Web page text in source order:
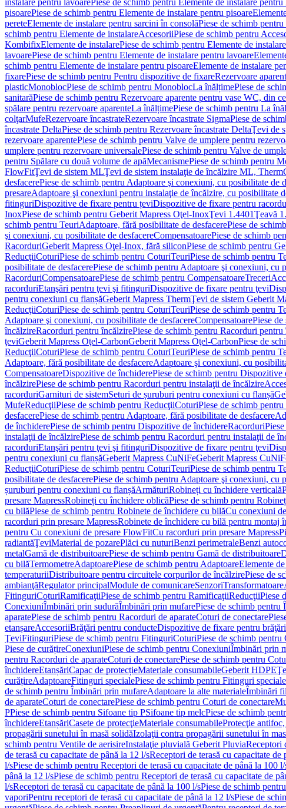
instalare pentru lavoarePiese de schimb pentru Elemente de instalare pentru
pisoarePiese de schimb pentru Elemente de instalare pentru pisoare
pereteElemente de instalare pentru sarcini în consolăPiese de schimb
schimb pentru Elemente de instalareAccesoriiPiese de schimb pentru
KombifixElemente de instalarePiese de schimb pentru Elemente de instalare
lavoarePiese de schimb pentru Elemente de instalare pentru lavoare
schimb pentru Elemente de instalare pentru pisoareElemente de instalare
fixarePiese de schimb pentru Pentru dispozitive de fixareRezervoare
plasticMonoblocPiese de schimb pentru MonoblocLa înălțimePiese de
sanitarăPiese de schimb pentru Rezervoare aparente pentru vase WC, din
spălare pentru rezervoare aparenteLa înălțimePiese de schimb pentru La
colţarMufeRezervoare încastrateRezervoare încastrate SigmaPiese de
încastrate DeltaPiese de schimb pentru Rezervoare încastrate DeltaŢevi de
rezervoare aparentePiese de schimb pentru Valve de umplere pentru
umplere pentru rezervoare universalePiese de schimb pentru Valve de
pentru Spălare cu două volume de apăMecanismePiese de schimb pentru
FlowFitŢevi de sistem MLŢevi de sistem instalaţie de încălzire ML, Therm
desfacerePiese de schimb pentru Adaptoare şi conexiuni, cu posibilitate de
presareAdaptoare şi conexiuni pentru instalaţie de încălzire, cu posibilitate
fitinguriDispozitive de fixare pentru țeviDispozitive de fixare pentru
InoxPiese de schimb pentru Geberit Mapress Oţel-InoxŢevi 1.4401Ţeavă
schimb pentru TeuriAdaptoare, fără posibilitate de desfacerePiese de
şi conexiuni, cu posibilitate de desfacereCompensatoarePiese de schimb
RacorduriGeberit Mapress Oţel-Inox, fără siliconPiese de schimb pentru
ReducţiiCoturiPiese de schimb pentru CoturiTeuriPiese de schimb pentru
posibilitate de desfacerePiese de schimb pentru Adaptoare şi conexiuni, cu
RacorduriCompensatoarePiese de schimb pentru CompensatoareTreceri
racorduriEtanşări pentru ţevi şi fitinguriDispozitive de fixare pentru ţevi
pentru conexiuni cu flanșăGeberit Mapress ThermŢevi de sistem Geberit
ReducţiiCoturiPiese de schimb pentru CoturiTeuriPiese de schimb pentru
Adaptoare şi conexiuni, cu posibilitate de desfacereCompensatoarePiese
încălzireRacorduri pentru încălzirePiese de schimb pentru Racorduri pentru
ţeviGeberit Mapress Oţel-CarbonGeberit Mapress Oţel-CarbonPiese de
ReducţiiCoturiPiese de schimb pentru CoturiTeuriPiese de schimb pentru
Adaptoare, fără posibilitate de desfacereAdaptoare şi conexiuni, cu
CompensatoareDispozitive de închiderePiese de schimb pentru Dispozitive
încălzirePiese de schimb pentru Racorduri pentru instalaţii de încălzire
racorduriGarnituri de sistemSeturi de șuruburi pentru conexiuni cu flanșă
MufeReducţiiPiese de schimb pentru ReducţiiCoturiPiese de schimb
desfacerePiese de schimb pentru Adaptoare, fără posibilitate de desfacere
de închiderePiese de schimb pentru Dispozitive de închidereRacorduri
instalaţii de încălzirePiese de schimb pentru Racorduri pentru instalaţii de
racorduriEtanşări pentru ţevi şi fitinguriDispozitive de fixare pentru ţevi
pentru conexiuni cu flanșăGeberit Mapress CuNiFeGeberit Mapress
ReducţiiCoturiPiese de schimb pentru CoturiTeuriPiese de schimb pentru
posibilitate de desfacerePiese de schimb pentru Adaptoare şi conexiuni, cu
șuruburi pentru conexiuni cu flanșăArmăturiRobineți cu închidere verticală
presare MapressRobineți cu închidere oblicăPiese de schimb pentru
cu bilăPiese de schimb pentru Robinete de închidere cu bilăCu conexiuni
racorduri prin presare MapressRobinete de închidere cu bilă pentru montaj
pentru Cu conexiuni de presare FlowFitCu racorduri prin presare Mapress
radiantăŢeviMaterial de pozarePlăci cu nuturiBenzi perimetraleBenzi
metalGamă de distribuitoarePiese de schimb pentru Gamă de distribuitoare
cu bilăTermometreAdaptoarePiese de schimb pentru AdaptoareElemente
temperaturiiDistribuitoare pentru circuitele corpurilor de încălzirePiese de
ambianţăRegulator principalModule de comunicareSenzoriTransformatoare
FitinguriCoturiRamificaţiiPiese de schimb pentru RamificaţiiReducţiiPiese
ConexiuniÎmbinări prin sudurăÎmbinări prin mufarePiese de schimb
aparatePiese de schimb pentru Racorduri de aparateCoturi de conectare
etanșareAccesoriiBrăţări pentru conducteDispozitive de fixare pentru
ŢeviFitinguriPiese de schimb pentru FitinguriCoturiPiese de schimb pentru
Piese de curățireConexiuniPiese de schimb pentru ConexiuniÎmbinări prin
pentru Racorduri de aparateCoturi de conectarePiese de schimb pentru
închidereEtanșăriCapac de protecțieMateriale consumabileGeberit HDPE
curățireAdaptoareFitinguri specialePiese de schimb pentru Fitinguri speciale
de schimb pentru Îmbinări prin mufareAdaptoare la alte materialeÎmbinări
de aparateCoturi de conectarePiese de schimb pentru Coturi de conectare
PPiese de schimb pentru Sifoane tip PSifoane tip melcPiese de schimb
închidereEtanșăriCasete de protecţieMateriale consumabileProtecţie
propagării sunetului în masă solidăIzolaţii contra propagării sunetului în
schimb pentru Ventile de aerisireInstalaţie pluvială Geberit PluviaReceptori
de terasă cu capacitate de până la 12 l/sReceptori de terasă cu capacitate de
l/sPiese de schimb pentru Receptori de terasă cu capacitate de până la 100 l/
până la 12 l/sPiese de schimb pentru Receptori de terasă cu capacitate de
l/sReceptori de terasă cu capacitate de până la 100 l/sPiese de schimb
vaporiPentru receptori de terasă cu capacitate de până la 12 l/sPiese de